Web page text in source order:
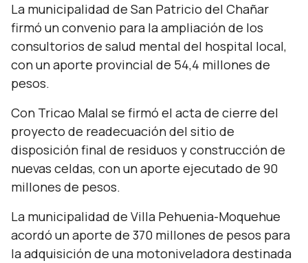
La municipalidad de San Patricio del Chañar
firmó un convenio para la ampliación de los
consultorios de salud mental del hospital local,
con un aporte provincial de 54,4 millones de
pesos.
Con Tricao Malal se firmó el acta de cierre del
proyecto de readecuación del sitio de
disposición final de residuos y construcción de
nuevas celdas, con un aporte ejecutado de 90
millones de pesos.
La municipalidad de Villa Pehuenia-Moquehue
acordó un aporte de 370 millones de pesos para
la adquisición de una motoniveladora destinada